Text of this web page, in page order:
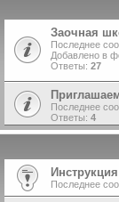
Заочная
Последнее
Добавлено в
Ответы: 27
Последнее
Ответы: 4
Последнее